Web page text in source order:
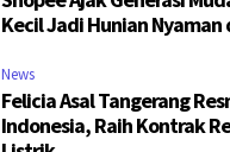
Kecil Jadi Hunian
News
Felicia Asal Tangerang
Indonesia, Raih Kontrak